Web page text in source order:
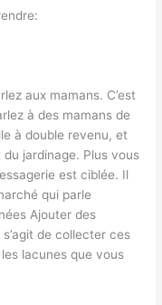
aux mamans. C’est
à des mamans de
à double revenu, et
jardinage. Plus vous
est ciblée. Il
qui parle
Ajouter des
de collecter ces
lacunes que vous